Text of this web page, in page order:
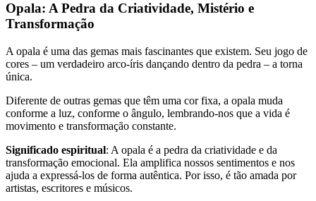
Opala: A Pedra da Criatividade, Mistério e
Transformação
A opala é uma das gemas mais fascinantes que existem. Seu jogo de
cores – um verdadeiro arco-íris dançando dentro da pedra – a torna
única.
Diferente de outras gemas que têm uma cor fixa, a opala muda
conforme a luz, conforme o ângulo, lembrando-nos que a vida é
movimento e transformação constante.
Significado espiritual: A opala é a pedra da criatividade e da
transformação emocional. Ela amplifica nossos sentimentos e nos
ajuda a expressá-los de forma autêntica. Por isso, é tão amada por
artistas, escritores e músicos.